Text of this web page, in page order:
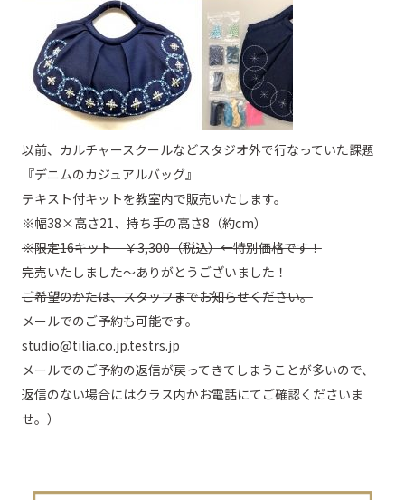
以前、カルチャースクールなどスタジオ外で行なっていた課題
『デニムのカジュアルバッグ』
テキスト付キットを教室内で販売いたします。
※幅38×高さ21、持ち手の高さ8（約cm）
※限定16キット ￥3,300（税込）←特別価格です！
完売いたしました～ありがとうございました！
ご希望のかたは、スタッフまでお知らせください。
メールでのご予約も可能です。
studio@tilia.co.jp.testrs.jp
メールでのご予約の返信が戻ってきてしまうことが多いので、
返信のない場合にはクラス内かお電話にてご確認くださいま
せ。）